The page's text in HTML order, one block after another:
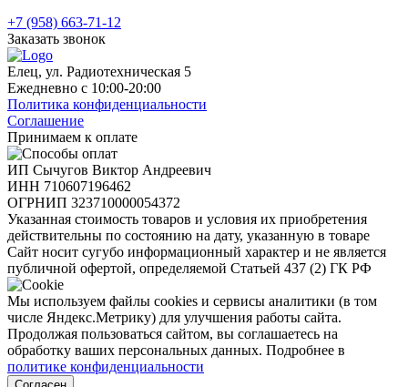
+7 (958) 663-71-12
Заказать звонок
Елец, ул. Радиотехническая 5
Ежедневно с 10:00-20:00
Политика конфиденциальности
Соглашение
Принимаем к оплате
ИП Сычугов Виктор Андреевич
ИНН 710607196462
ОГРНИП 323710000054372
Указанная стоимость товаров и условия их приобретения
действительны по состоянию на дату, указанную в товаре
Сайт носит сугубо информационный характер и не является
публичной офертой, определяемой Статьей 437 (2) ГК РФ
Мы используем файлы cookies и сервисы аналитики (в том
числе Яндекс.Метрику) для улучшения работы сайта.
Продолжая пользоваться сайтом, вы соглашаетесь на
обработку ваших персональных данных. Подробнее в
политике конфиденциальности